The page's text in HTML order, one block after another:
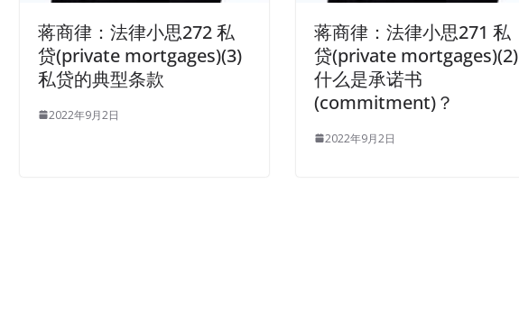
蒋商律：法律小思272 私
贷(private mortgages)(3)
私贷的典型条款
2022年9月2日
蒋商律：法律小思271 私
贷(private mortgages)(2)
什么是承诺书
(commitment)？
2022年9月2日